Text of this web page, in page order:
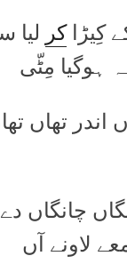
کِیڑاکر لیا
ہوگیا مِٹّی
اندر تھاں
چانگاں
لاونے آں